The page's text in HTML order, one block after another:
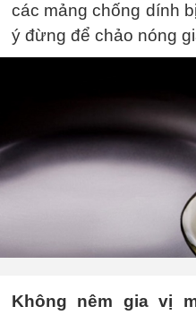
các mảng chống dính
ý đừng để chảo nóng
Không nêm gia vị